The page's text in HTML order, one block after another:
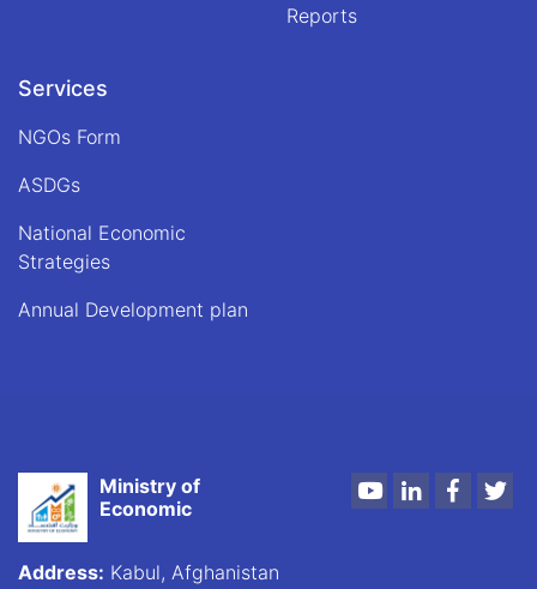
Reports
Services
NGOs Form
ASDGs
National Economic
Strategies
Annual Development plan
Ministry of
Economic
YoutubeLinkedIn
Address: Kabul, Afghanistan